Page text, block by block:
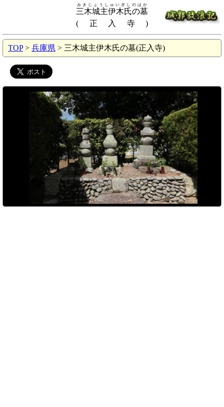
三木城主伊木氏の墓
(正入寺)
みきじょうしゅいぎしのはか
TOP> 兵庫県 > 三木城主伊木氏の墓(正入寺)